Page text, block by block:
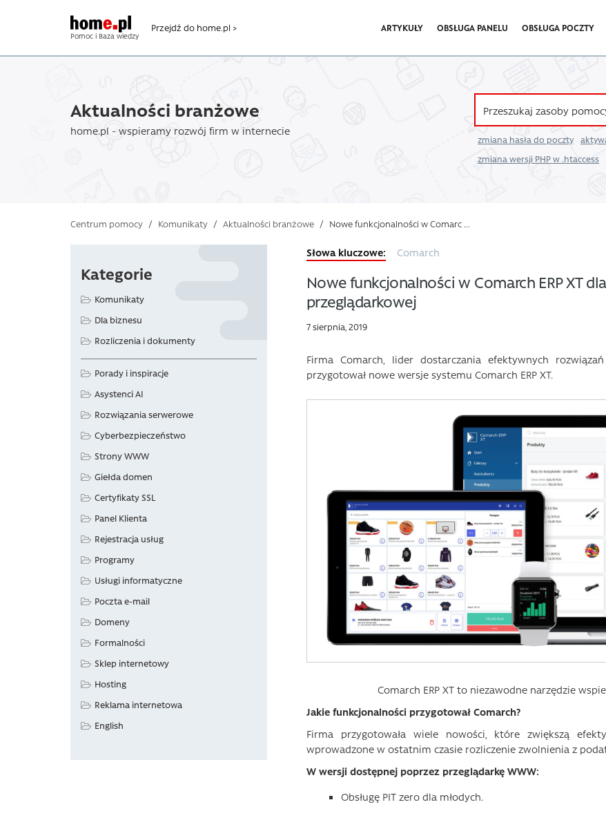
Pomoc i Baza wiedzy
Przejdź do home.pl > ARTYKUŁY OBSŁUGA PANELU OBSŁUGA POCZTY
Aktualności branżowe
home.pl - wspieramy rozwój firm w internecie
zmiana hasła do poczty
zmiana wersji PHP w .htaccess
Centrum pomocy / Komunikaty / Aktualności branżowe / Nowe funkcjonalności w Comarc ...
Kategorie
Komunikaty
Dla biznesu
Rozliczenia i dokumenty
Porady i inspiracje
Asystenci AI
Rozwiązania serwerowe
Cyberbezpieczeństwo
Strony WWW
Giełda domen
Certyfikaty SSL
Panel Klienta
Rejestracja usług
Programy
Usługi informatyczne
Poczta e-mail
Domeny
Formalności
Sklep internetowy
Hosting
Reklama internetowa
English
Comarch
Nowe funkcjonalności w Comarch ERP XT
przeglądarkowej
7 sierpnia, 2019
Firma Comarch, lider dostarczania efektywnych
przygotował nowe wersje systemu Comarch ERP XT.
Comarch ERP XT to niezawodne narzędzie
Jakie funkcjonalności przygotował Comarch?
Firma przygotowała wiele nowości, które zwiększą
wprowadzone w ostatnim czasie rozliczenie zwolnienia z
W wersji dostępnej poprzez przeglądarkę WWW:
Obsługę PIT zero dla młodych.